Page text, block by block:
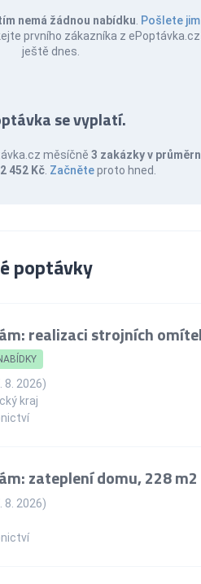
nemá žádnou nabídku Pošlete jim
prvního zákazníka z ePoptávka.cz
ještě dnes.
se vyplatí.
měsíčně 3 zakázky v
452 Kč Začněteproto hned.
poptávky
realizaci strojních
8. 2026)
kraj
zateplení domu, 228 m2
8. 2026)